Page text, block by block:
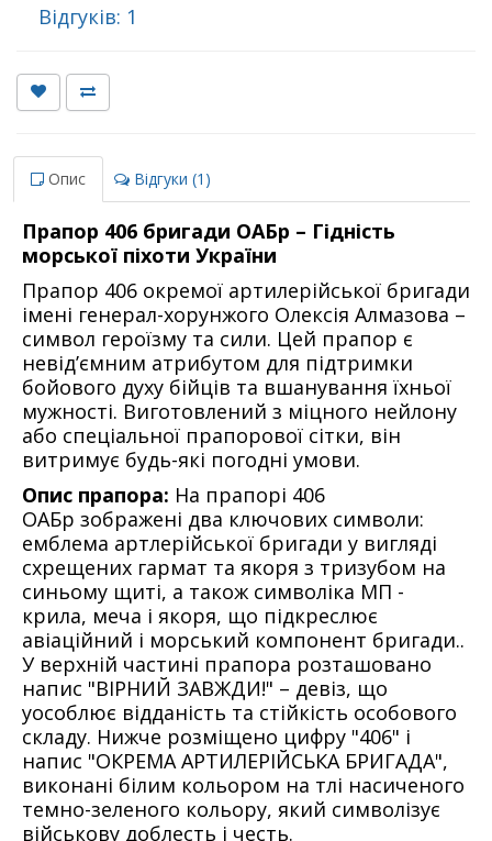
Відгуків: 1
Опис Відгуки (1)
Прапор 406 бригади ОАБр – Гідність
морської піхоти України
Прапор 406 окремої артилерійської бригади
імені генерал-хорунжого Олексія Алмазова –
символ героїзму та сили. Цей прапор є
невід’ємним атрибутом для підтримки
бойового духу бійців та вшанування їхньої
мужності. Виготовлений з міцного нейлону
або спеціальної прапорової сітки, він
витримує будь-які погодні умови.
Опис прапора: На прапорі 406
ОАБр зображені два ключових символи:
емблема артлерійської бригади у вигляді
схрещених гармат та якоря з тризубом на
синьому щиті, а також символіка МП -
крила, меча і якоря, що підкреслює
авіаційний і морський компонент бригади..
У верхній частині прапора розташовано
напис "ВІРНИЙ ЗАВЖДИ!" – девіз, що
уособлює відданість та стійкість особового
складу. Нижче розміщено цифру "406" і
напис "ОКРЕМА АРТИЛЕРІЙСЬКА БРИГАДА",
виконані білим кольором на тлі насиченого
темно-зеленого кольору, який символізує
військову доблесть і честь.